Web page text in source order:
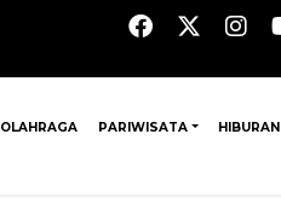
OLAHRAGA PARIWISATA HIBURAN